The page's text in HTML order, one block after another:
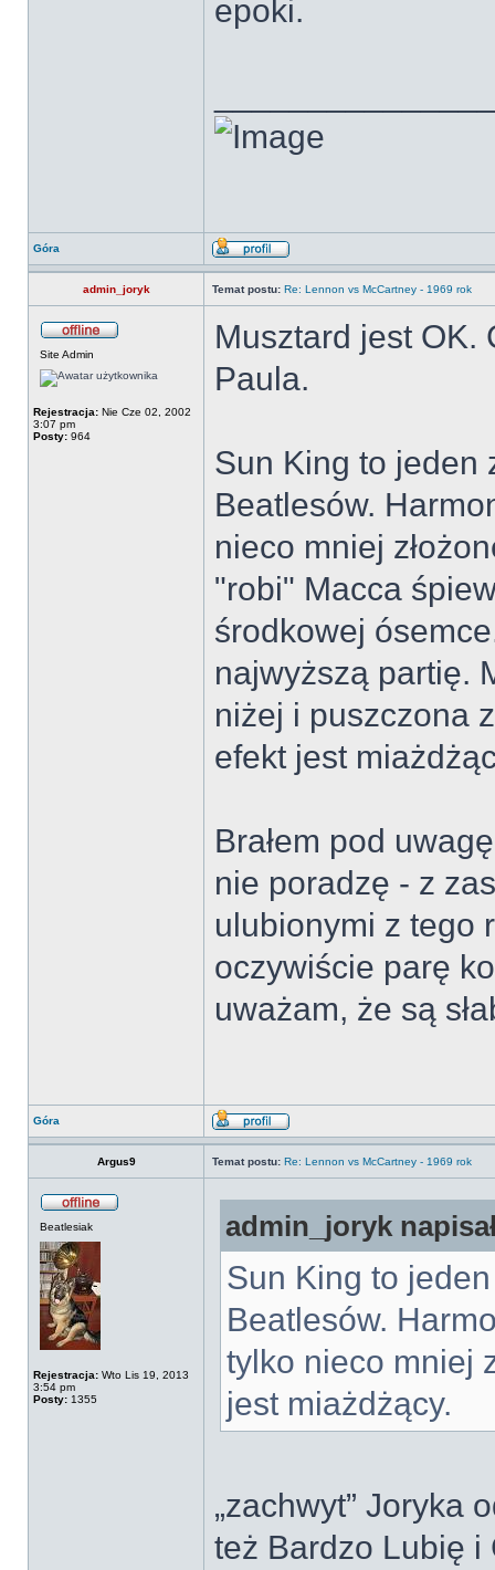
epoki.
Góra
admin_joryk Temat postu: Re: Lennon vs McCartney - 1969 rok
Site Admin
Rejestracja: Nie Cze 02, 2002
3:07 pm
Posty: 964
Musztard jest OK.
Paula.
Sun King to jeden
Beatlesów.
nieco mniej
"robi" Macca
środkowej
najwyższą partię.
niżej i puszczona
efekt jest
Brałem pod
nie poradzę - z
ulubionymi z tego
oczywiście parę
uważam, że są
Góra
Argus9 Temat postu: Re: Lennon vs McCartney - 1969 rok
Beatlesiak
Rejestracja: Wto Lis 19, 2013
3:54 pm
Posty: 1355
admin_joryk
Sun King to
Beatlesów.
tylko nieco mniej
jest miażdżący.
„zachwyt” Joryka
też Bardzo Lubię i